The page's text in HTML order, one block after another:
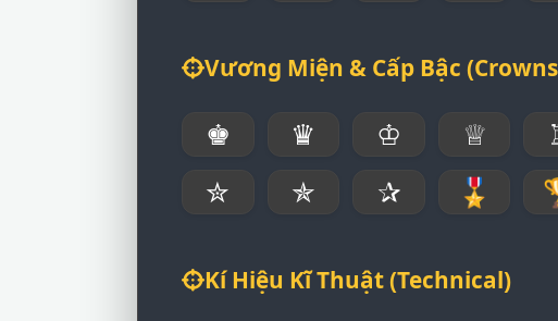
Vương Miện & Cấp Bậc
♚ ♛ ♔ ♕
✮
✯ ✰ 🎖
Kí Hiệu Kĩ Thuật (Technical)